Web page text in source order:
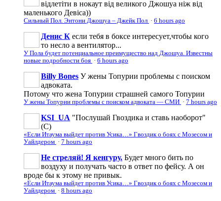
відлетіти в нокаут від великого Джошуа ніж від
маленького Девіса))
Сильный Пол. Энтони Джошуа – Джейк Пол · 6 hours ago
Денис К если тебя в боксе интересует,чтобы кого
то несло а вентилятор...
У Пола будет потенциальное преимущество над Джошуа. Известны
новые подробности боя · 6 hours ago
Billy Bones У жены Топурии проблемы с поиском
адвоката.
Потому что жена Топурии страшней самого Топурии
У жены Топурии проблемы с поиском адвоката — СМИ · 7 hours ago
KSI_UA "Послушай Гвоздика и ставь наоборот"
(С)
«Если Итаума выйдет против Усика…» Гвоздик о боях с Мозесом и
Уайлдером · 7 hours ago
Не стреляй! Я кенгуру. Будет много бить по
воздуху и получать часто в ответ по фейсу. А он
вроде бы к этому не привык.
«Если Итаума выйдет против Усика…» Гвоздик о боях с Мозесом и
Уайлдером · 8 hours ago